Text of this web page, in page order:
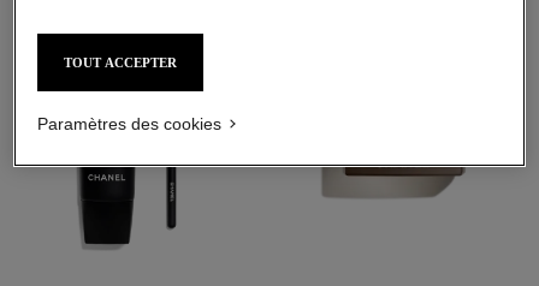
TOUT ACCEPTER
Paramètres des cookies